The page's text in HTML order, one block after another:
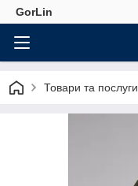
GorLin
Товари та послуги